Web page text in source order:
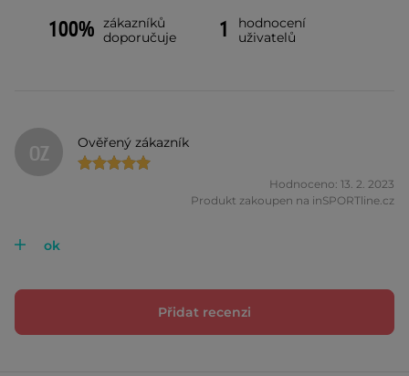
100% zákazníků
doporučuje
1
hodnocení
uživatelů
OZ Ověřený zákazník
Hodnoceno: 13. 2. 2023
Produkt zakoupen na inSPORTline.cz
ok
Přidat recenzi